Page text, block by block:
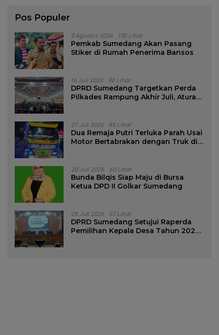
Pos Populer
3 Agustus 2026 130 Lihat
Pemkab Sumedang Akan Pasang
Stiker di Rumah Penerima Bansos
16 Juli 2026 96 Lihat
DPRD Sumedang Targetkan Perda
Pilkades Rampung Akhir Juli, Aturan
27 Juli 2026 85 Lihat
Dua Remaja Putri Terluka Parah Usai
Motor Bertabrakan dengan Truk di
20 Juli 2026 60 Lihat
Bunda Bilqis Siap Maju di Bursa
Ketua DPD II Golkar Sumedang
28 Juli 2026 57 Lihat
DPRD Sumedang Setujui Raperda
Pemilihan Kepala Desa Tahun 2026